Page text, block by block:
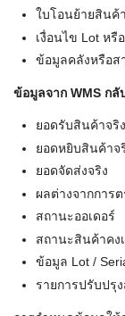
ใบโอนย้ายสินค้า
เงื่อนไข Lot หรื
ข้อมูลคลังหรือส
ข้อมูลจาก WMS กลั
ยอดรับสินค้าจริง
ยอดหยิบสินค้าจ
ยอดจัดส่งจริง
ผลต่างจากการ
สถานะออเดอร์
สถานะสินค้าคง
ข้อมูล Lot /
รายการปรับปรุ